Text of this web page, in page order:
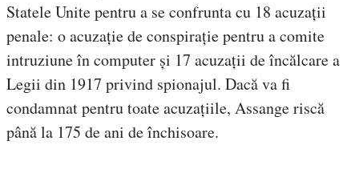
Statele Unite pentru a se confrunta cu 18 acuzații
penale: o acuzație de conspirație pentru a comite
intruziune în computer și 17 acuzații de încălcare a
Legii din 1917 privind spionajul. Dacă va fi
condamnat pentru toate acuzațiile, Assange riscă
până la 175 de ani de închisoare.